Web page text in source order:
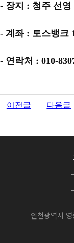
- 장지 : 청주 선영
- 계좌 : 토스뱅크
- 연락처 : 010-
이전글 다음글
인천광역시